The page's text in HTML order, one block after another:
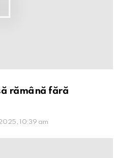
rămână fără
10:39 am